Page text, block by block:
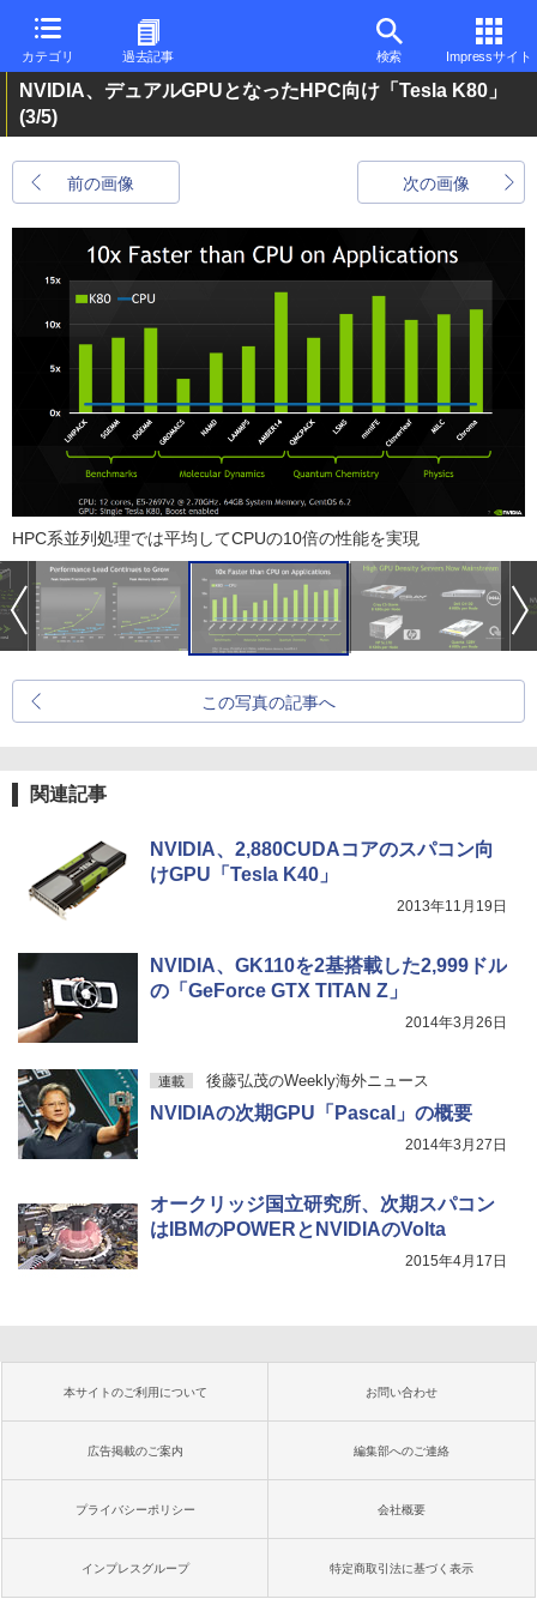
カテゴリ 過去記事 検索 Impressサイト
NVIDIA、デュアルGPUとなったHPC向け「Tesla K80」
(3/5)
前の画像 次の画像
HPC系並列処理では平均してCPUの10倍の性能を実現
この写真の記事へ
関連記事
NVIDIA、2,880CUDAコアのスパコン向
けGPU「Tesla K40」
2013年11月19日
NVIDIA、GK110を2基搭載した2,999ドル
の「GeForce GTX TITAN Z」
2014年3月26日
連載 後藤弘茂のWeekly海外ニュース
NVIDIAの次期GPU「Pascal」の概要
2014年3月27日
オークリッジ国立研究所、次期スパコン
はIBMのPOWERとNVIDIAのVolta
2015年4月17日
本サイトのご利用について お問い合わせ
広告掲載のご案内 編集部へのご連絡
プライバシーポリシー 会社概要
インプレスグループ 特定商取引法に基づく表示